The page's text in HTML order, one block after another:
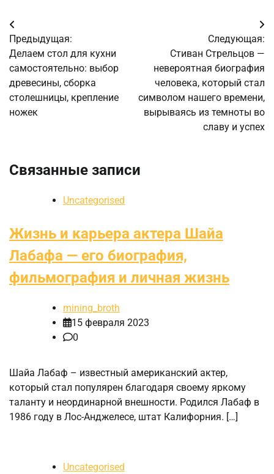
Навигация
по
записям
Предыдущая:
Делаем стол для кухни
самостоятельно: выбор
древесины, сборка
столешницы, крепление
ножек
Следующая:
Стиван Стрельцов —
невероятная биография
человека, который стал
символом нашего времени,
вырываясь из темноты во
славу и успех
Связанные записи
Uncategorised
Жизнь и карьера актера Шайа
Лабафа — его биография,
фильмография и личная жизнь
mining_broth
15 февраля 2023
0
Шайа Лабаф – известный американский актер,
который стал популярен благодаря своему яркому
таланту и неординарной внешности. Родился Лабаф в
1986 году в Лос-Анджелесе, штат Калифорния. […]
Uncategorised